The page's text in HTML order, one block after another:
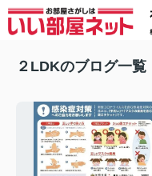
２LDKのブログ一覧